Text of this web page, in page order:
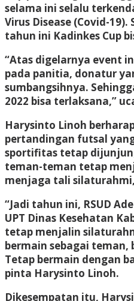
selama ini selalu
Virus Disease (Covid-
tahun ini Kadinkes Cup
“Atas digelarnya event
pada panitia, donatur
sumbangsihnya.
2022 bisa terlaksana,”
Harysinto Linoh
pertandingan futsal
sportifitas tetap
teman-teman tetap
menjaga tali
“Jadi tahun ini, RSUD
UPT Dinas Kesehatan
tetap menjalin
bermain sebagai teman,
Tetap bermain dengan
pinta Harysinto Linoh.
Dikesempatan itu,